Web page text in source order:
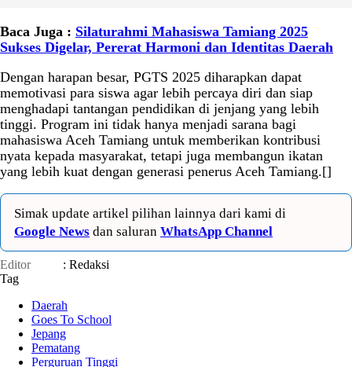
Baca Juga : Silaturahmi Mahasiswa Tamiang 2025
Sukses Digelar, Pererat Harmoni dan Identitas Daerah
Dengan harapan besar, PGTS 2025 diharapkan dapat
memotivasi para siswa agar lebih percaya diri dan siap
menghadapi tantangan pendidikan di jenjang yang lebih
tinggi. Program ini tidak hanya menjadi sarana bagi
mahasiswa Aceh Tamiang untuk memberikan kontribusi
nyata kepada masyarakat, tetapi juga membangun ikatan
yang lebih kuat dengan generasi penerus Aceh Tamiang.[]
Simak update artikel pilihan lainnya dari kami di
Google News dan saluran WhatsApp Channel
Editor
: Redaksi
Tag
Daerah
Goes To School
Jepang
Pematang
Perguruan Tinggi